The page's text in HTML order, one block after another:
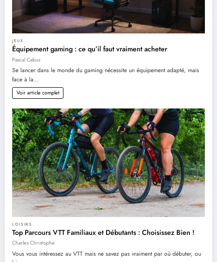
JEUX
Équipement gaming : ce qu’il faut vraiment acheter
Pascal Cabus
Se lancer dans le monde du gaming nécessite un équipement adapté, mais
face à la…
Voir article complet
LOISIRS
Top Parcours VTT Familiaux et Débutants : Choisissez Bien !
Charles Christophe
Vous vous intéressez au VTT mais ne savez pas vraiment par où débuter, ou